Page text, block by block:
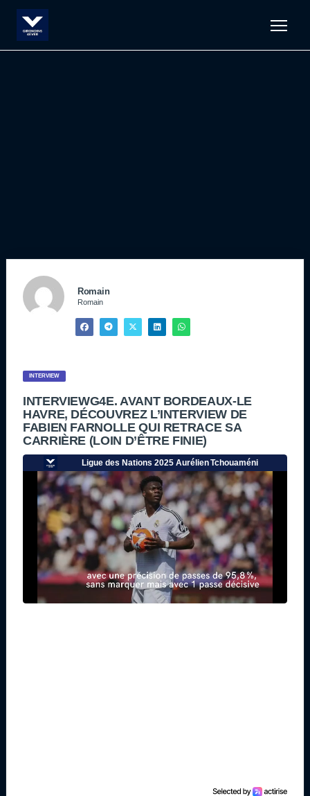
Romain
Romain
INTERVIEW
INTERVIEWG4E. AVANT BORDEAUX-LE
HAVRE, DÉCOUVREZ L’INTERVIEW DE
FABIEN FARNOLLE QUI RETRACE SA
CARRIÈRE (LOIN D’ÊTRE FINIE)